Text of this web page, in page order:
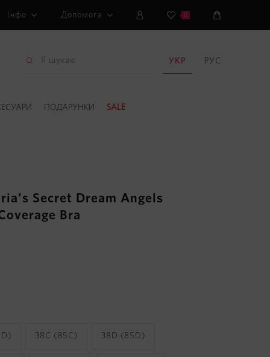
УКР РУС
Інфо Допомога 0
ПОДАРУНКИ SALE
Secret Dream Angels
Bra
38C (85C) 38D (85D)